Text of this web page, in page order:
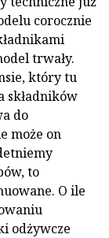
corocznie
trwały.
który tu
składników
do
może on
to
O ile
odżywcze